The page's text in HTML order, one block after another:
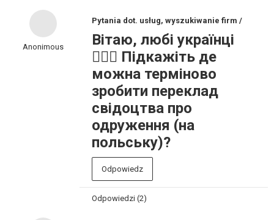
Anonimous
Pytania dot. usług, wyszukiwanie firm /
Вітаю, любі українці
🙋🏻‍♀️ Підкажіть де
можна терміново
зробити переклад
свідоцтва про
одруження (на
польську)?
Odpowiedz
Odpowiedzi (2)